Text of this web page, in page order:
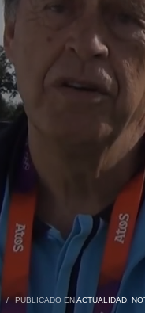
/ PUBLICADO ENACTUALIDAD,